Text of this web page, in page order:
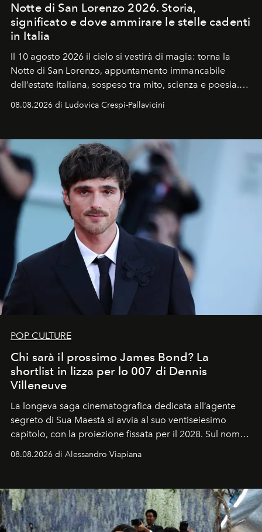
Notte di San Lorenzo 2026. Storia,
significato e dove ammirare le stelle cadenti
in Italia
Il 10 agosto 2026 il cielo si vestirà di magia: torna la
Notte di San Lorenzo, appuntamento immancabile
dell’estate italiana, sospeso tra mito, scienza e poesia.
Sarà il momento in cui gli occhi si alzano verso la volta
celeste per seguire il passaggio delle
all’universo i desideri più segreti
08.08.2026 di Ludovica Crespi-Pallavicini
POP CULTURE
Chi sarà il prossimo James Bond? La
shortlist in lizza per lo 007 di Dennis
Villeneuve
La longeva saga cinematografica dedicata all’agente
segreto di Sua Maestà si avvia al suo ventiseiesimo
capitolo, con la proiezione fissata per il 2028. Sul nome
dell’attore chiamato a raccogliere l’eredità di Daniel
Craig, però, regna ancora il più assoluto riserbo.
08.08.2026 di Alessandro Viapiana